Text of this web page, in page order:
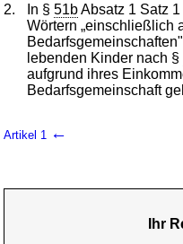
2. In §51bAbsatz 1 Satz
Wörtern „einschließlich
lebenden Kinder nach §
aufgrund ihres
Bedarfsgemeinschaft
Artikel 1 ←
Ihr